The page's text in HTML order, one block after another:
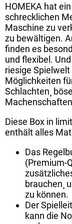
HOMEKA hat
schrecklichen
Maschine zu
zu bewältigen.
finden es
und flexibel.
riesige Spielwelt
Möglichkeiten
Schlachten¸
Diese Box in
enthält alles
Das
(Premium-
brauchen¸
zu können.
Der
kann die